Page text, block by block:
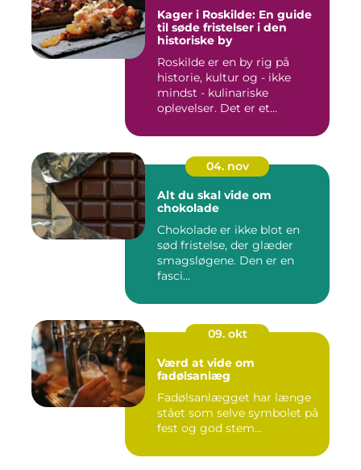
Kager i Roskilde: En guide
til søde fristelser i den
historiske by
Roskilde er en by rig på
historie, kultur og - ikke
mindst - kulinariske
oplevelser. Det er et...
04. nov
Alt du skal vide om
chokolade
Chokolade er ikke blot en
sød fristelse, der glæder
smagsløgene. Den er en
fasci...
09. okt
Værd at vide om
fadølsanlæg
Fadølsanlægget har længe
stået som selve symbolet på
fest og god stem...